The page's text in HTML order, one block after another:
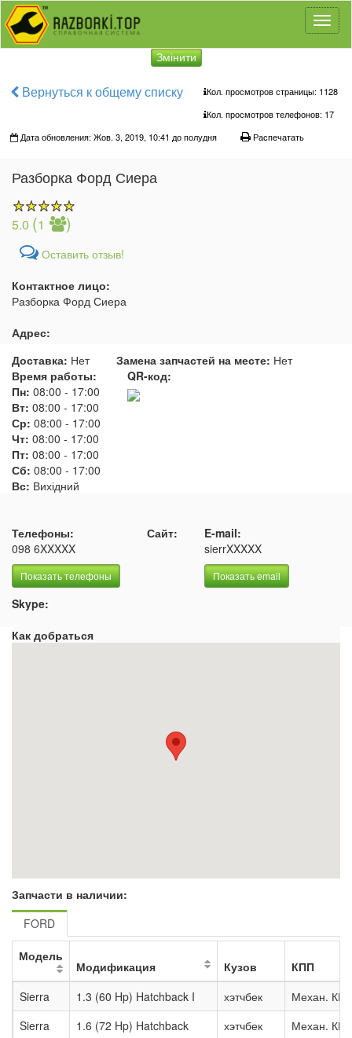
Змінити
Вернуться к общему списку
Кол. просмотров страницы: 1128
Кол. просмотров телефонов: 17
Дата обновления: Жов. 3, 2019, 10:41 до полудня
Распечатать
Разборка Форд Сиера
5.0 (1 )
Оставить отзыв!
Контактное лицо:
Разборка Форд Сиера
Адрес:
Доставка: Нет Замена запчастей на месте: Нет
Время работы:
Пн: 08:00 - 17:00
Вт: 08:00 - 17:00
Ср: 08:00 - 17:00
Чт: 08:00 - 17:00
Пт: 08:00 - 17:00
Сб: 08:00 - 17:00
Вс: Вихідний
QR-код:
Телефоны:
098 6XXXXX
Показать телефоны
Сайт:
E-mail:
sierrXXXXX
Показать email
Skype:
Как добраться
Запчасти в наличии:
FORD
Модель
Модификация Кузов
КПП
Sierra
1.3 (60 Hp) Hatchback I хэтчбек
Механ.
Sierra
1.6 (72 Hp) Hatchback хэтчбек
Механ.